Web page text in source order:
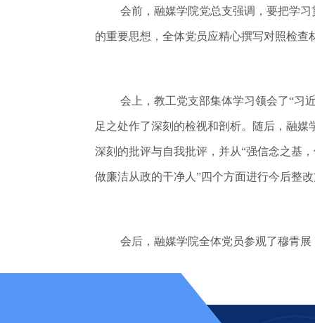
会前，融媒学院党总支强调，要把学
的重要思想，全体党员应精心撰写对照检
会上，教工党支部集体学习领会了“习
足之处作了深刻的检视和剖析。随后，融
深刻的批评与自我批评，并从“强信念之基
做廉洁从政的干净人”四个方面进行今后整
会后，融媒学院全体党员参观了穆青